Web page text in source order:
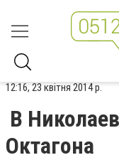
12:16, 23 квітня 2014 р.
В
Октагона